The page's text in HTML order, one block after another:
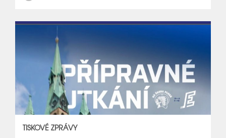
TISKOVÉ ZPRÁVY